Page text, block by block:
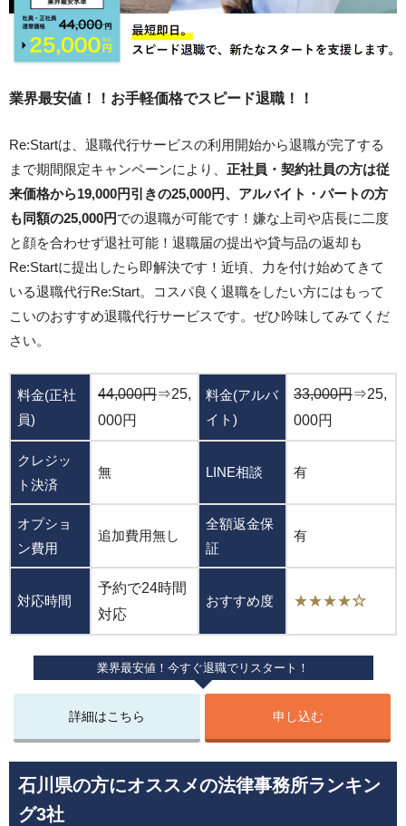
業界最安値！！お手軽価格でスピード退職！！
Re:Startは、退職代行サービスの利用開始から退職が完了する
まで期間限定キャンペーンにより、 正社員・契約社員の方は従
来価格から19,000円引きの25,000円、アルバイト・パートの方
も同額の25,000円での退職が可能です！嫌な上司や店長に二度
と顔を合わせず退社可能！退職届の提出や貸与品の返却も
Re:Startに提出したら即解決です！近頃、力を付け始めてきて
いる退職代行Re:Start。コスパ良く退職をしたい方にはもって
こいのおすすめ退職代行サービスです。ぜひ吟味してみてくだ
さい。
料金(正社
員)
44,000円⇒25,
000円
料金(アルバ
イト)
33,000円⇒25,
000円
クレジッ
ト決済
無 LINE相談 有
オプショ
ン費用
追加費用無し
全額返金保
証
有
対応時間
予約で24時間
対応
おすすめ度 ★★★★☆
業界最安値！今すぐ退職でリスタート！
詳細はこちら 申し込む
石川県の方にオススメの法律事務所ランキン
グ3社